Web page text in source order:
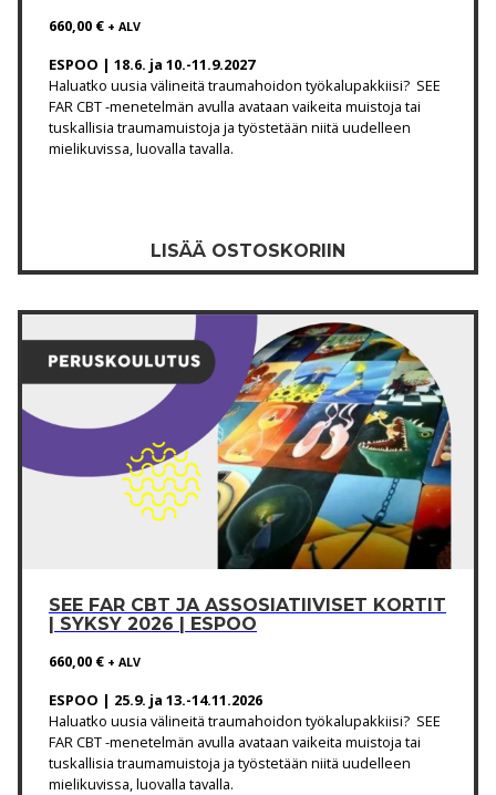
660,00 € + ALV
ESPOO | 18.6. ja 10.-11.9.2027
Haluatko uusia välineitä traumahoidon työkalupakkiisi? SEE
FAR CBT -menetelmän avulla avataan vaikeita muistoja tai
tuskallisia traumamuistoja ja työstetään niitä uudelleen
mielikuvissa, luovalla tavalla.
LISÄÄ OSTOSKORIIN
SEE FAR CBT JA ASSOSIATIIVISET KORTIT
| SYKSY 2026 | ESPOO
660,00 € + ALV
ESPOO | 25.9. ja 13.-14.11.2026
Haluatko uusia välineitä traumahoidon työkalupakkiisi? SEE
FAR CBT -menetelmän avulla avataan vaikeita muistoja tai
tuskallisia traumamuistoja ja työstetään niitä uudelleen
mielikuvissa, luovalla tavalla.